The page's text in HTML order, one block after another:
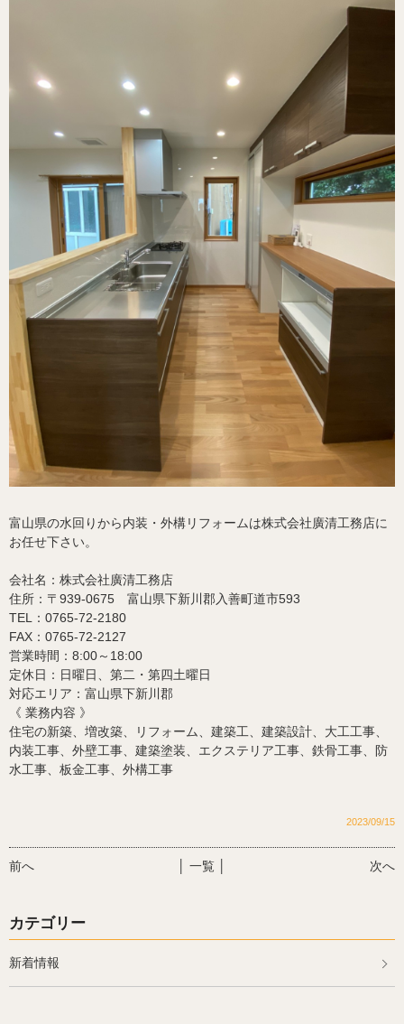
富山県の水回りから内装・外構リフォームは株式会社廣清工務店に
お任せ下さい。
会社名：株式会社廣清工務店
住所：〒939-0675 富山県下新川郡入善町道市593
TEL：0765-72-2180
FAX：0765-72-2127
営業時間：8:00～18:00
定休日：日曜日、第二・第四土曜日
対応エリア：富山県下新川郡
《 業務内容 》
住宅の新築、増改築、リフォーム、建築工、建築設計、大工工事、
内装工事、外壁工事、 建築塗装、エクステリア工事、鉄骨工事、防
水工事、板金工事、外構工事
2023/09/15
前へ 次へ
│ 一覧 │
カテゴリー
新着情報